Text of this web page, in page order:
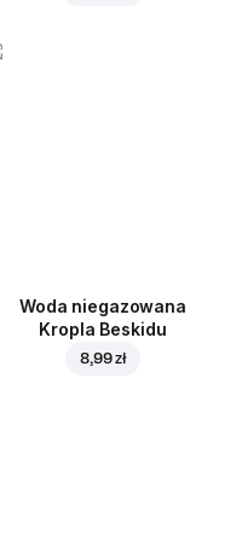
Woda niegazowana
Kropla Beskidu
8,99 zł